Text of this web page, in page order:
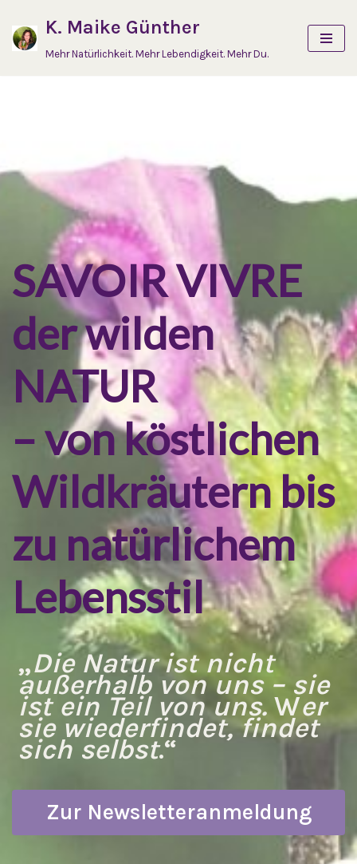
Zum
K. Maike Günther
Mehr Natürlichkeit. Mehr Lebendigkeit. Mehr Du.
SAVOIR VIVRE
der wilden
NATUR
– von köstlichen
Wildkräutern bis
zu natürlichem
Lebensstil
„Die Natur ist nicht
außerhalb von uns – sie
ist ein Teil von uns. Wer
sie wiederfindet, findet
sich selbst.“
Zur Newsletteranmeldung